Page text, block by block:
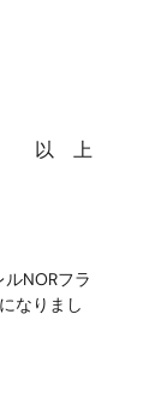
以 上
NORフラ
なりまし